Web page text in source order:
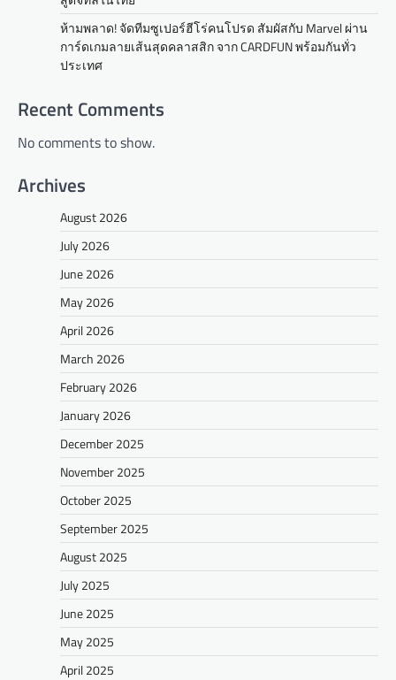
ห้ามพลาด! จัดทีมซูเปอร์ฮีโร่คนโปรด สัมผัสกับ Marvel ผ่าน
การ์ดเกมลายเส้นสุดคลาสสิก จาก CARDFUN พร้อมกันทั่ว
ประเทศ
Recent Comments
No comments to show.
Archives
August 2026
July 2026
June 2026
May 2026
April 2026
March 2026
February 2026
January 2026
December 2025
November 2025
October 2025
September 2025
August 2025
July 2025
June 2025
May 2025
April 2025